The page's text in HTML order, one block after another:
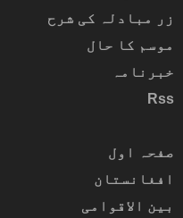
زر مبادلہ کی شرح
موسم کا حال
خبرنامہ
Rss
صفحہ اول
افغانستان
بین الاقوامی